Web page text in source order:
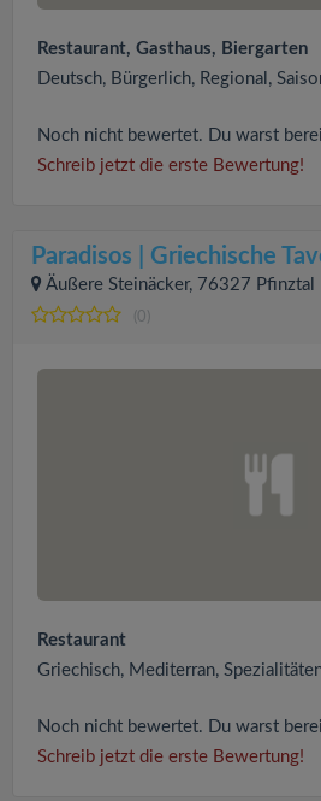
Restaurant, Gasthaus, Biergarten
Deutsch, Bürgerlich, Regional,
Noch nicht bewertet. Du warst
Schreib jetzt die erste Bewertung!
Paradisos | Griechische
Äußere Steinäcker, 76327 Pfinztal
(0)
Restaurant
Griechisch, Mediterran,
Noch nicht bewertet. Du warst
Schreib jetzt die erste Bewertung!